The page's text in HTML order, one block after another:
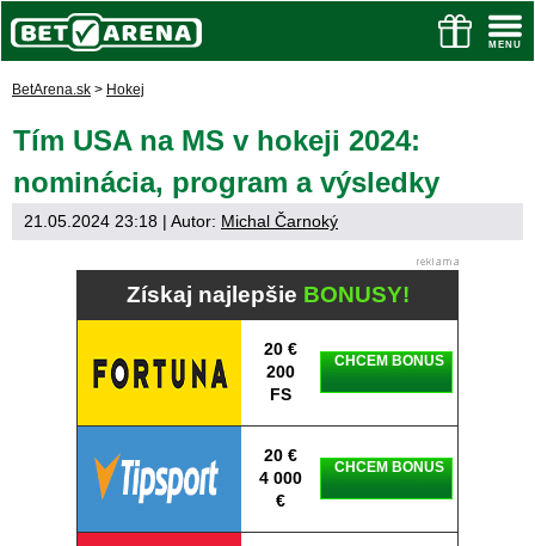
BetArena.sk > Hokej
Tím USA na MS v hokeji 2024:
nominácia, program a výsledky
21.05.2024 23:18 | Autor: Michal Čarnoký
Získaj najlepšie BONUSY!
20 €
200
FS
CHCEM BONUS
20 €
4 000
€
CHCEM BONUS